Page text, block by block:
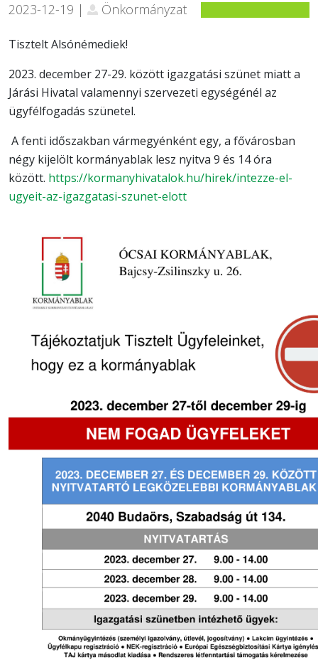
2023-12-19 | Önkormányzat
Tisztelt Alsónémediek!
2023. december 27-29. között igazgatási szünet miatt a
Járási Hivatal valamennyi szervezeti egységénél az
ügyfélfogadás szünetel.
A fenti időszakban vármegyénként egy, a fővárosban
négy kijelölt kormányablak lesz nyitva 9 és 14 óra
között. https://kormanyhivatalok.hu/hirek/intezze-el-
ugyeit-az-igazgatasi-szunet-elott